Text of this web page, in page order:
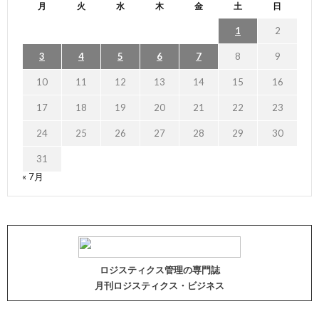
月 火 水 木 金 土 日
1 2
3 4 5 6 7 8 9
10 11 12 13 14 15 16
17 18 19 20 21 22 23
24 25 26 27 28 29 30
31
« 7月
ロジスティクス管理の専門誌
月刊ロジスティクス・ビジネス